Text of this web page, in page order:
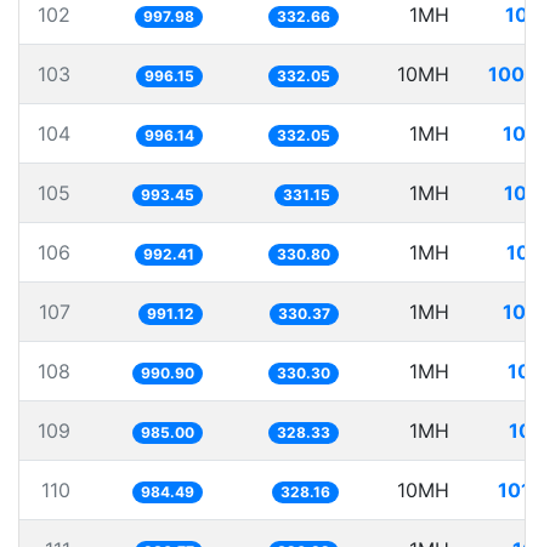
102 997.98 332.66 1MH
103 996.15 332.05 10MH
104 996.14 332.05 1MH
105 993.45 331.15 1MH
106 992.41 330.80 1MH
107 991.12 330.37 1MH
108 990.90 330.30 1MH
109 985.00 328.33 1MH
110 984.49 328.16 10MH